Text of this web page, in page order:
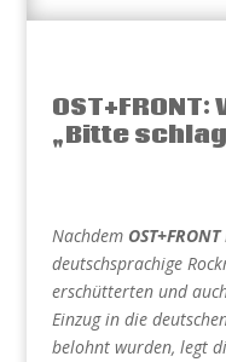
„Bitte
Nachdem OST+FRONT
deutschsprachige
erschütterten und
Einzug in die
belohnt wurden, legt